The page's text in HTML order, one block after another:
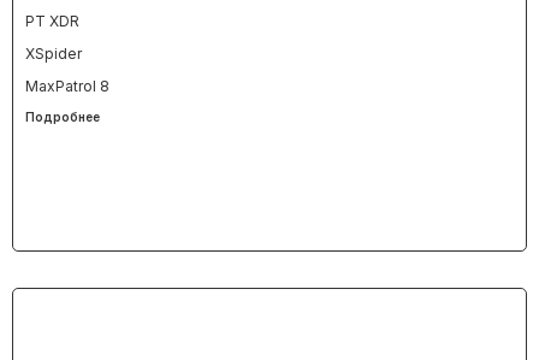
PT XDR
XSpider
MaxPatrol 8
Подробнее